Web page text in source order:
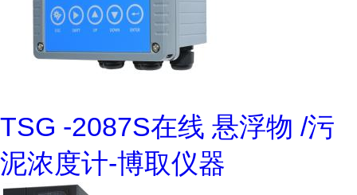
TSG -2087S在线 悬浮物 /污
泥浓度计-博取仪器